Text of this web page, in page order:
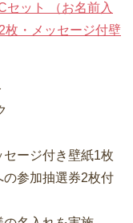
セット （お名前入
枚・メッセージ付壁
ージ付き壁紙1枚
参加抽選券2枚付